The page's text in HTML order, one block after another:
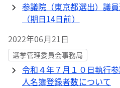
参議院（東京都選出）議
（期日14日前）
2022年06月21日
選挙管理委員会事務局
令和４年７月１０日執行
人名簿登録者数について